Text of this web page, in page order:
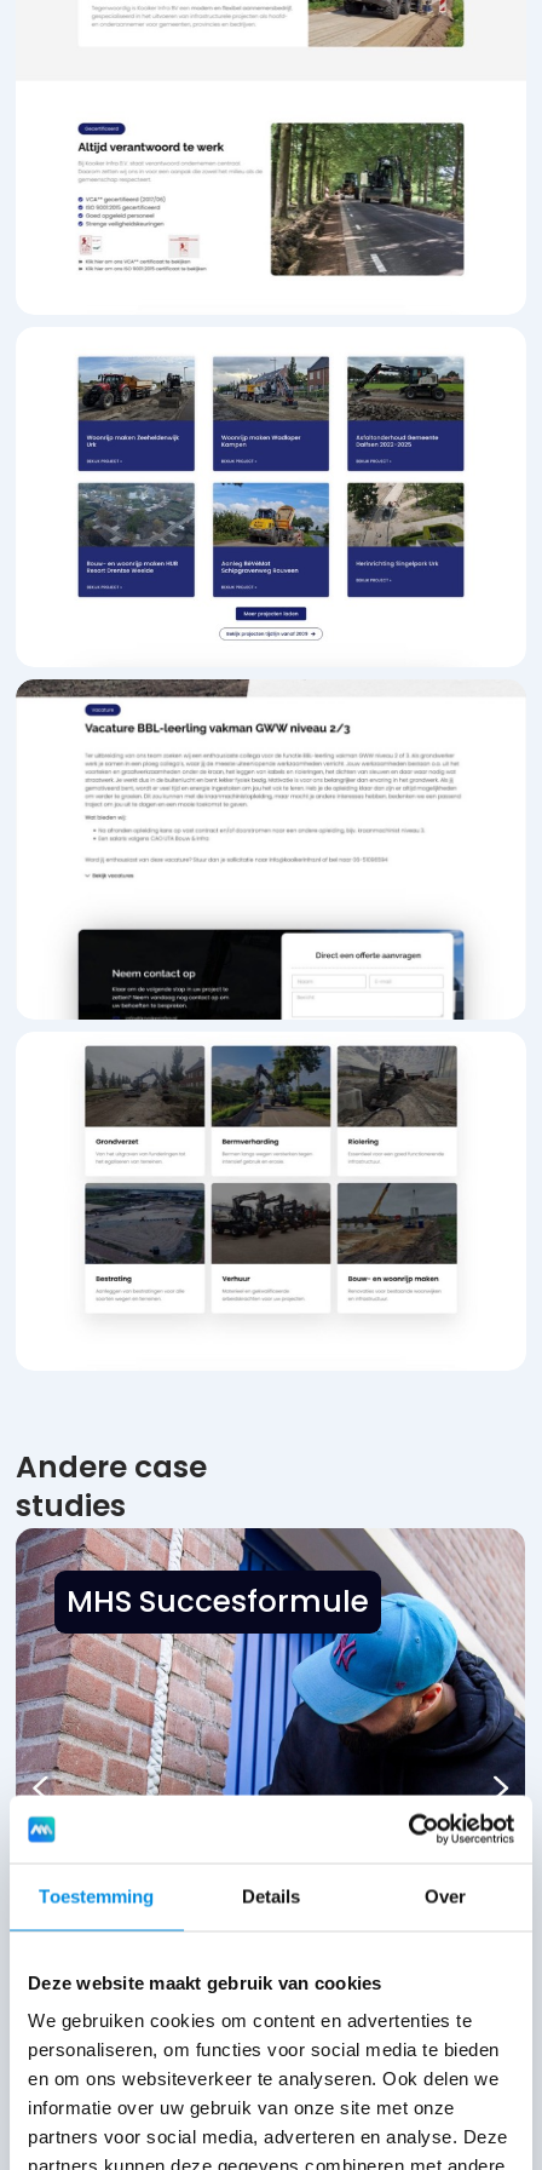
Toestemming Details Over
Deze website maakt gebruik van cookies
We gebruiken cookies om content en advertenties te
personaliseren, om functies voor social media te bieden
en om ons websiteverkeer te analyseren. Ook delen we
informatie over uw gebruik van onze site met onze
partners voor social media, adverteren en analyse. Deze
partners kunnen deze gegevens combineren met andere
Andere case
studies
Kittenvoegen
Lees dit succesverhaal
aanvragen
In Google
MHS Succesformule